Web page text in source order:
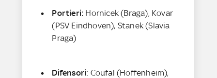
Portieri: Hornicek (Braga), Kovar
(PSV Eindhoven), Stanek (Slavia
Praga)
Difensori: Coufal (Hoffenheim),